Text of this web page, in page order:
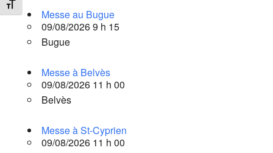
Changer la taille de la police
Messe au Bugue
09/08/2026 9 h 15
Bugue
Messe à Belvès
09/08/2026 11 h 00
Belvès
Messe à St-Cyprien
09/08/2026 11 h 00